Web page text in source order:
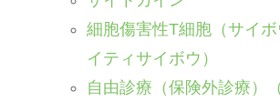
細胞傷害性T細胞（サイ
イティサイボウ）
自由診療（保険外診療）